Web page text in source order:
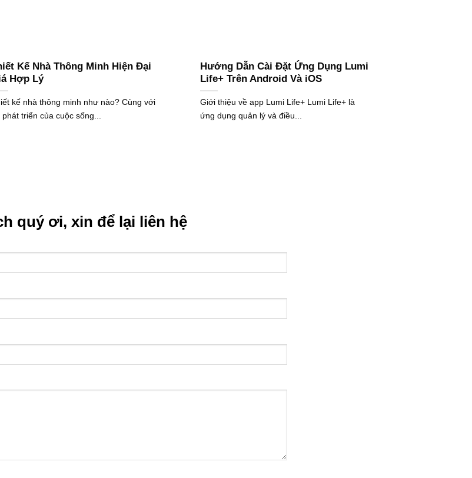
Kế Nhà Thông Minh Hiện Đại
Hợp Lý
kế nhà thông minh như nào? Cùng với
phát triển của cuộc sống...
Hướng Dẫn Cài Đặt Ứng Dụng Lumi
Life+ Trên Android Và iOS
Giới thiệu về app Lumi Life+ Lumi Life+ là
ứng dụng quản lý và điều...
quý ơi, xin để lại liên hệ